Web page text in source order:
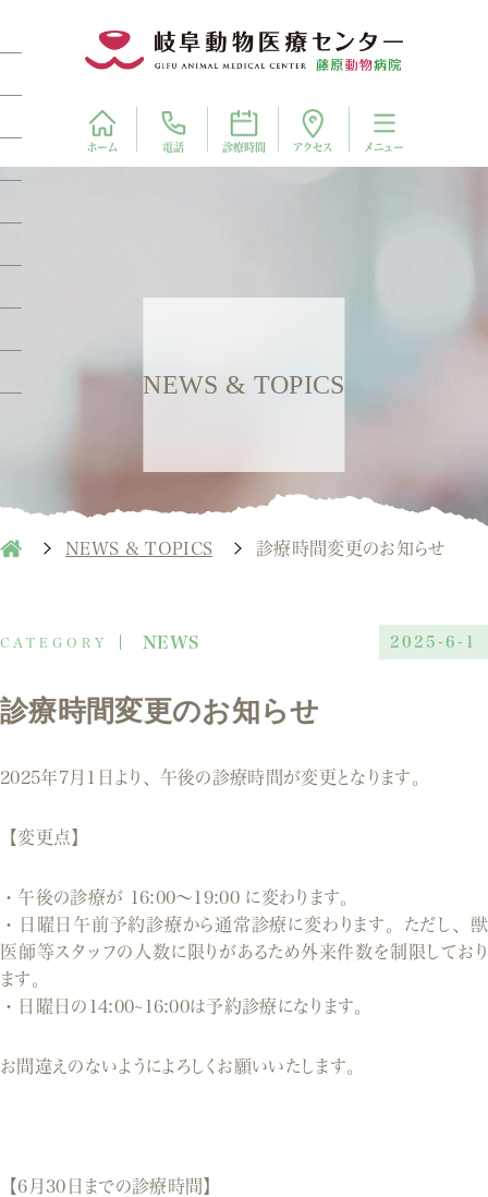
ホーム 電話 診療時間 アクセス メニュー
NEWS & TOPICS
NEWS & TOPICS 診療時間変更のお知らせ
NEWS 2025-6-1
診療時間変更のお知らせ
2025年7月1日より、午後の診療時間が変更となります。
【変更点】
・午後の診療が 16:00〜19:00 に変わります。
・日曜日午前予約診療から通常診療に変わります。ただし、獣
医師等スタッフの人数に限りがあるため外来件数を制限しており
ます。
・日曜日の14:00~16:00は予約診療になります。
お間違えのないようによろしくお願いいたします。
【6月30日までの診療時間】